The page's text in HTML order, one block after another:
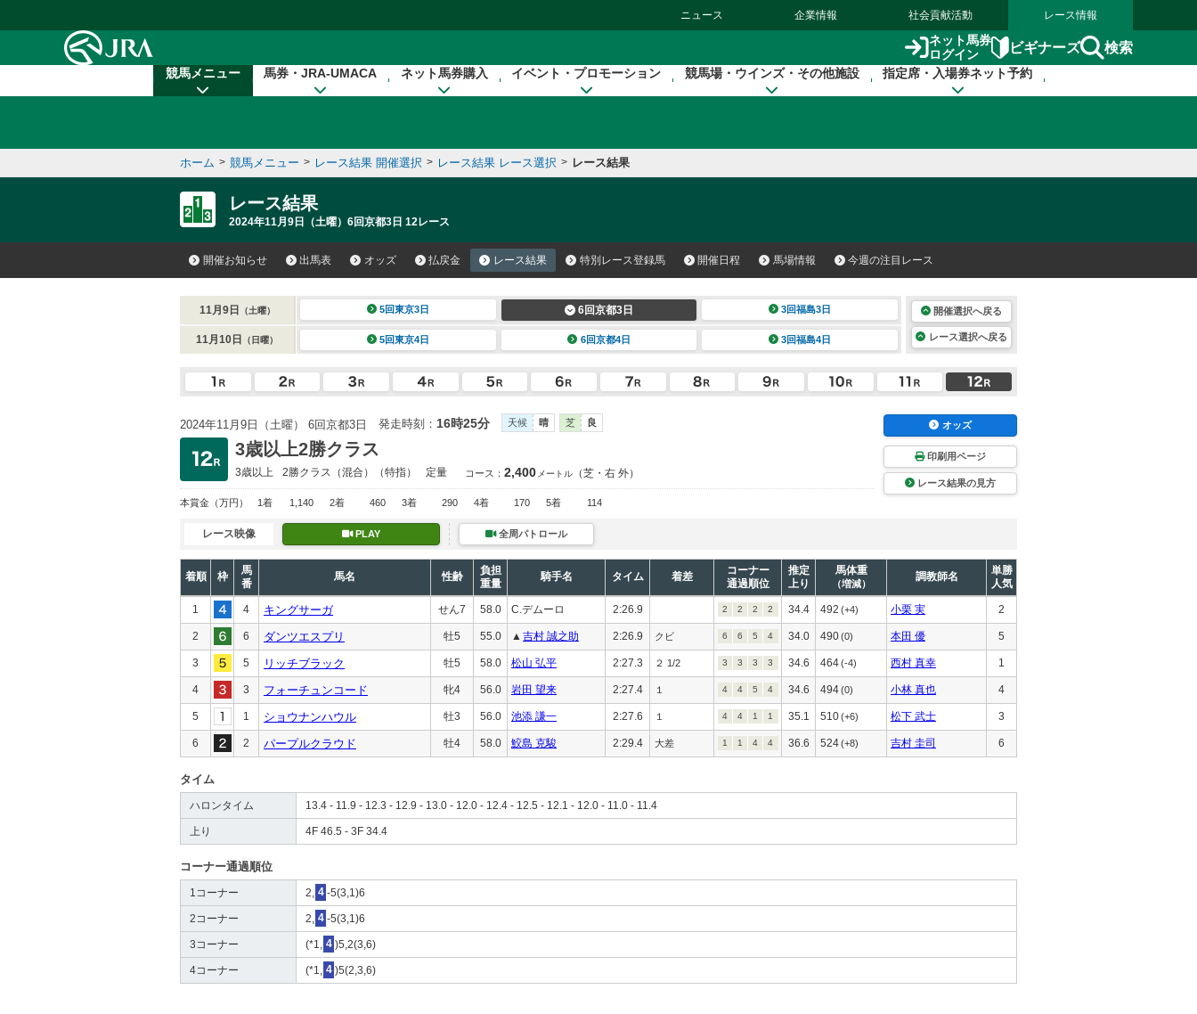
ニュース 企業情報 社会貢献活動 レース情報
ネット馬券
ログイン
ビギナーズ 検索
競馬メニュー 馬券・JRA-UMACA ネット馬券購入 イベント・プロモーション 競馬場・ウインズ・その他施設 指定席・入場券ネット予約
ホーム > 競馬メニュー > レース結果 開催選択 > レース結果 レース選択 > レース結果
レース結果
2024年11月9日（土曜）6回京都3日 12レース
開催お知らせ 出馬表 オッズ 払戻金 レース結果 特別レース登録馬 開催日程 馬場情報 今週の注目レース
11月9日 （土曜） 5回東京3日 6回京都3日 3回福島3日
11月10日 （日曜） 5回東京4日 6回京都4日 3回福島4日
開催選択へ戻る
レース選択へ戻る
2024年11月9日（土曜） 6回京都3日 発走時刻： 16時25分 天候 晴 芝 良
3歳以上2勝クラス
3歳以上 2勝クラス （混合）（特指） 定量 コース： 2,400 メートル （芝・右 外）
本賞金 （万円） 1着 1,140 2着 460 3着 290 4着 170 5着 114
オッズ
印刷用ページ
レース結果の見方
レース映像 PLAY 全周パトロール
着順 枠
馬
番
馬名 性齢
負担
重量
騎手名 タイム 着差
コーナー
通過順位
推定
上り
馬体重
（増減）
調教師名
単勝
人気
1 4 キングサーガ せん7 58.0 C.デムーロ 2:26.9 2 2 2 2 34.4 492 (+4) 小栗 実 2
2 6 ダンツエスプリ 牡5 55.0 ▲ 吉村 誠之助 2:26.9 クビ 6 6 5 4 34.0 490(0) 本田 優 5
3 5 リッチブラック 牡5 58.0 松山 弘平 2:27.3 ２ 1/2 3 3 3 3 34.6 464(-4) 西村 真幸 1
4 3 フォーチュンコード 牝4 56.0 岩田 望来 2:27.4 １ 4 4 5 4 34.6 494(0) 小林 真也 4
5 1 ショウナンハウル 牡3 56.0 池添 謙一 2:27.6 １ 4 4 1 1 35.1 510(+6) 松下 武士 3
6 2 パープルクラウド 牡4 58.0 鮫島 克駿 2:29.4 大差 1 1 4 4 36.6 524(+8) 吉村 圭司 6
タイム
ハロンタイム 13.4 - 11.9 - 12.3 - 12.9 - 13.0 - 12.0 - 12.4 - 12.5 - 12.1 - 12.0 - 11.0 - 11.4
上り 4F 46.5 - 3F 34.4
コーナー通過順位
1コーナー 2, 4 -5(3,1)6
2コーナー 2, 4 -5(3,1)6
3コーナー (*1, 4 )5,2(3,6)
4コーナー (*1, 4 )5(2,3,6)